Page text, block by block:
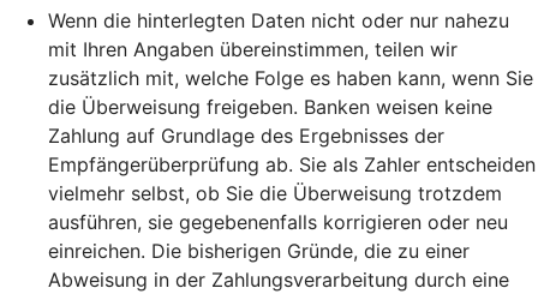
Wenn die hinterlegten Daten nicht oder nur nahezu
mit Ihren Angaben übereinstimmen, teilen wir
zusätzlich mit, welche Folge es haben kann, wenn Sie
die Überweisung freigeben. Banken weisen keine
Zahlung auf Grundlage des Ergebnisses der
Empfängerüberprüfung ab. Sie als Zahler entscheiden
vielmehr selbst, ob Sie die Überweisung trotzdem
ausführen, sie gegebenenfalls korrigieren oder neu
einreichen. Die bisherigen Gründe, die zu einer
Abweisung in der Zahlungsverarbeitung durch eine